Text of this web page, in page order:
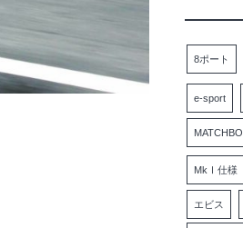
8ポート
e-sport
MkⅠ仕様
エビス